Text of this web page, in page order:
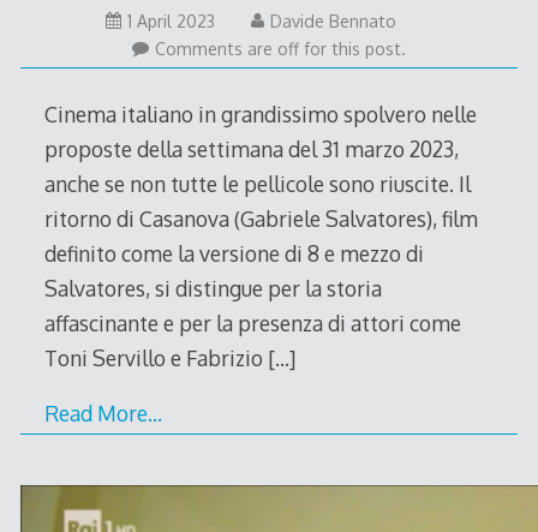
1 April 2023
Davide Bennato
Comments are off for this post.
Cinema italiano in grandissimo spolvero nelle
proposte della settimana del 31 marzo 2023,
anche se non tutte le pellicole sono riuscite. Il
ritorno di Casanova (Gabriele Salvatores), film
definito come la versione di 8 e mezzo di
Salvatores, si distingue per la storia
affascinante e per la presenza di attori come
Toni Servillo e Fabrizio […]
Read More…